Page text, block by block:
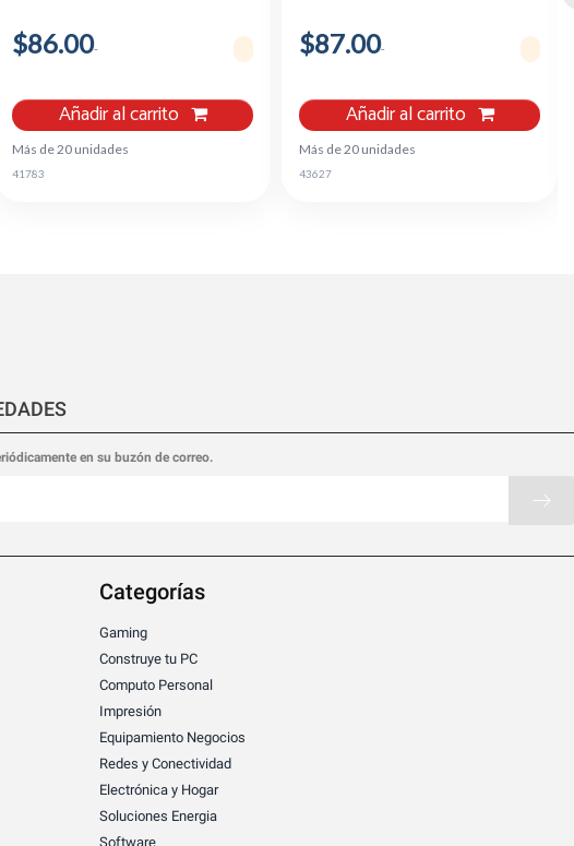
$86.00
Añadir al carrito
Más de 20 unidades
41783
$87.00
Añadir al carrito
Más de 20 unidades
43627
en su buzón de correo.
Categorías
Gaming
Construye tu PC
Computo Personal
Impresión
Equipamiento Negocios
Redes y Conectividad
Electrónica y Hogar
Soluciones Energia
Software